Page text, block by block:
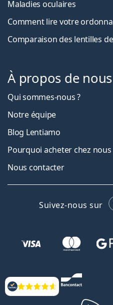
Évaluation
Maladies oculaires
Comment lire votre
Comparaison des lentilles
À propos de nous
Qui sommes-nous ?
Notre équipe
Blog Lentiamo
Pourquoi acheter chez nous
Nous contacter
Suivez-nous sur